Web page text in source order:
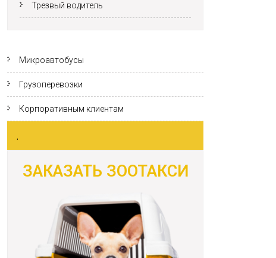
Трезвый водитель
Микроавтобусы
Грузоперевозки
Корпоративным клиентам
.
ЗАКАЗАТЬ ЗООТАКСИ